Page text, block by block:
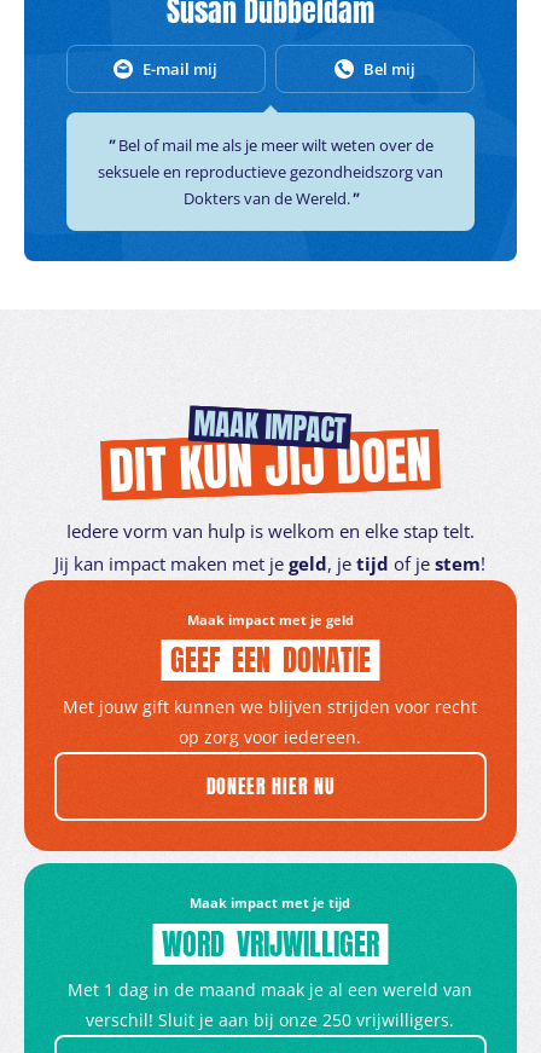
Susan Dubbeldam
E-mail mij Bel mij
Bel of mail me als je meer wilt weten over de
seksuele en reproductieve gezondheidszorg van
Dokters van de Wereld.
MAAK IMPACT
DIT KUN JIJ DOEN
Iedere vorm van hulp is welkom en elke stap telt.
Jij kan impact maken met jegeld, jetijdof jestem!
Maak impact met je geld
GEEF EEN DONATIE
Met jouw gift kunnen we blijven strijden voor recht
op zorg voor iedereen.
DONEER HIER NU
Maak impact met je tijd
WORD VRIJWILLIGER
Met 1 dag in de maand maak je al een wereld van
verschil! Sluit je aan bij onze 250 vrijwilligers.